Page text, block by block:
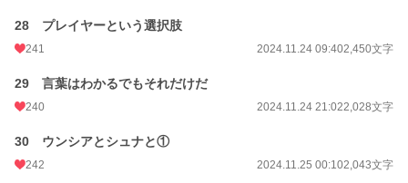
28 プレイヤーという選択肢
241 2024.11.24 09:402,450文字
29 言葉はわかるでもそれだけだ
240 2024.11.24 21:022,028文字
30 ウンシアとシュナと①
242 2024.11.25 00:102,043文字